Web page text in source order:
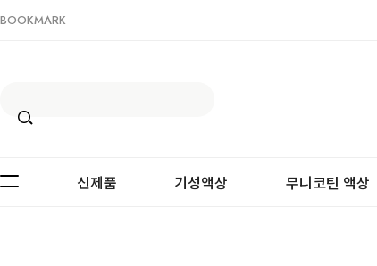
BOOKMARK
신제품 기성액상 무니코틴 액상